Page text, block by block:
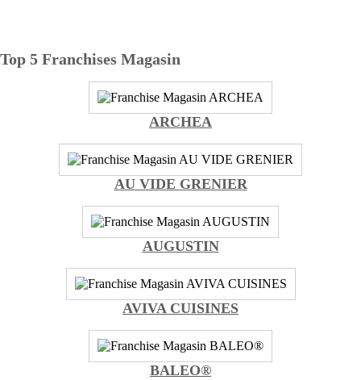
Top 5 Franchises Magasin
ARCHEA
AU VIDE GRENIER
AUGUSTIN
AVIVA CUISINES
BALEO®